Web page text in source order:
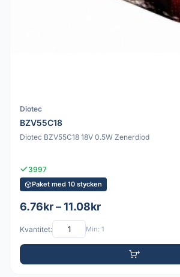
Diotec
BZV55C18
Diotec BZV55C18 18V 0.5W Zenerdiod
3997
Paket med 10 stycken
6.76kr – 11.08kr
Kvantitet: Min: 1